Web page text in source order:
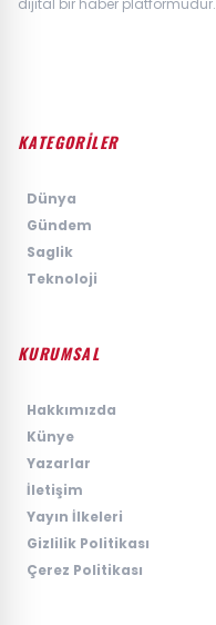
KATEGORİLER
Dünya
Gündem
Saglik
Teknoloji
KURUMSAL
Hakkımızda
Künye
Yazarlar
İletişim
Yayın İlkeleri
Gizlilik Politikası
Çerez Politikası